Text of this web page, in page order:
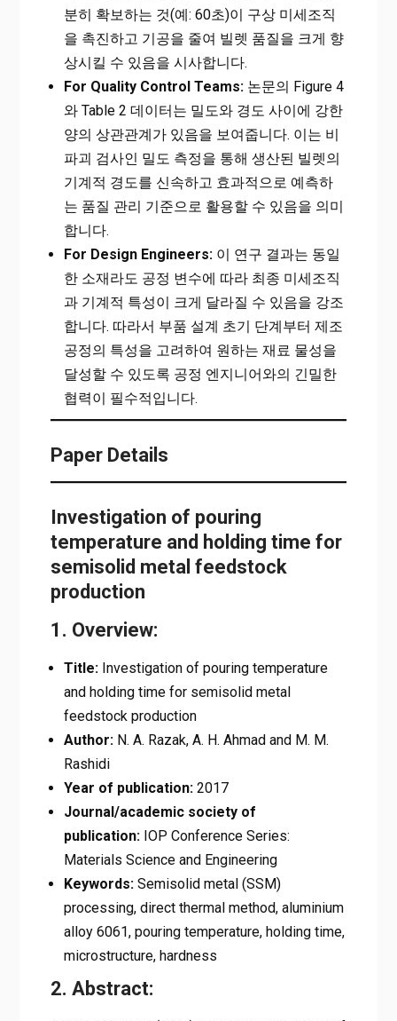
분히 확보하는 것(예: 60초)이 구상 미세조직
을 촉진하고 기공을 줄여 빌렛 품질을 크게 향
상시킬 수 있음을 시사합니다.
For Quality Control Teams:논문의 Figure 4
와 Table 2 데이터는 밀도와 경도 사이에 강한
양의 상관관계가 있음을 보여줍니다. 이는 비
파괴 검사인 밀도 측정을 통해 생산된 빌렛의
기계적 경도를 신속하고 효과적으로 예측하
는 품질 관리 기준으로 활용할 수 있음을 의미
합니다.
For Design Engineers:이 연구 결과는 동일
한 소재라도 공정 변수에 따라 최종 미세조직
과 기계적 특성이 크게 달라질 수 있음을 강조
합니다. 따라서 부품 설계 초기 단계부터 제조
공정의 특성을 고려하여 원하는 재료 물성을
달성할 수 있도록 공정 엔지니어와의 긴밀한
협력이 필수적입니다.
Paper Details
Investigation of pouring
temperature and holding time for
semisolid metal feedstock
production
1. Overview:
Title:Investigation of pouring temperature
and holding time for semisolid metal
feedstock production
Author:N. A. Razak, A. H. Ahmad and M. M.
Rashidi
Year of publication:2017
Journal/academic society of
publication:IOP Conference Series:
Materials Science and Engineering
Keywords:Semisolid metal (SSM)
processing, direct thermal method, aluminium
alloy 6061, pouring temperature, holding time,
microstructure, hardness
2. Abstract: